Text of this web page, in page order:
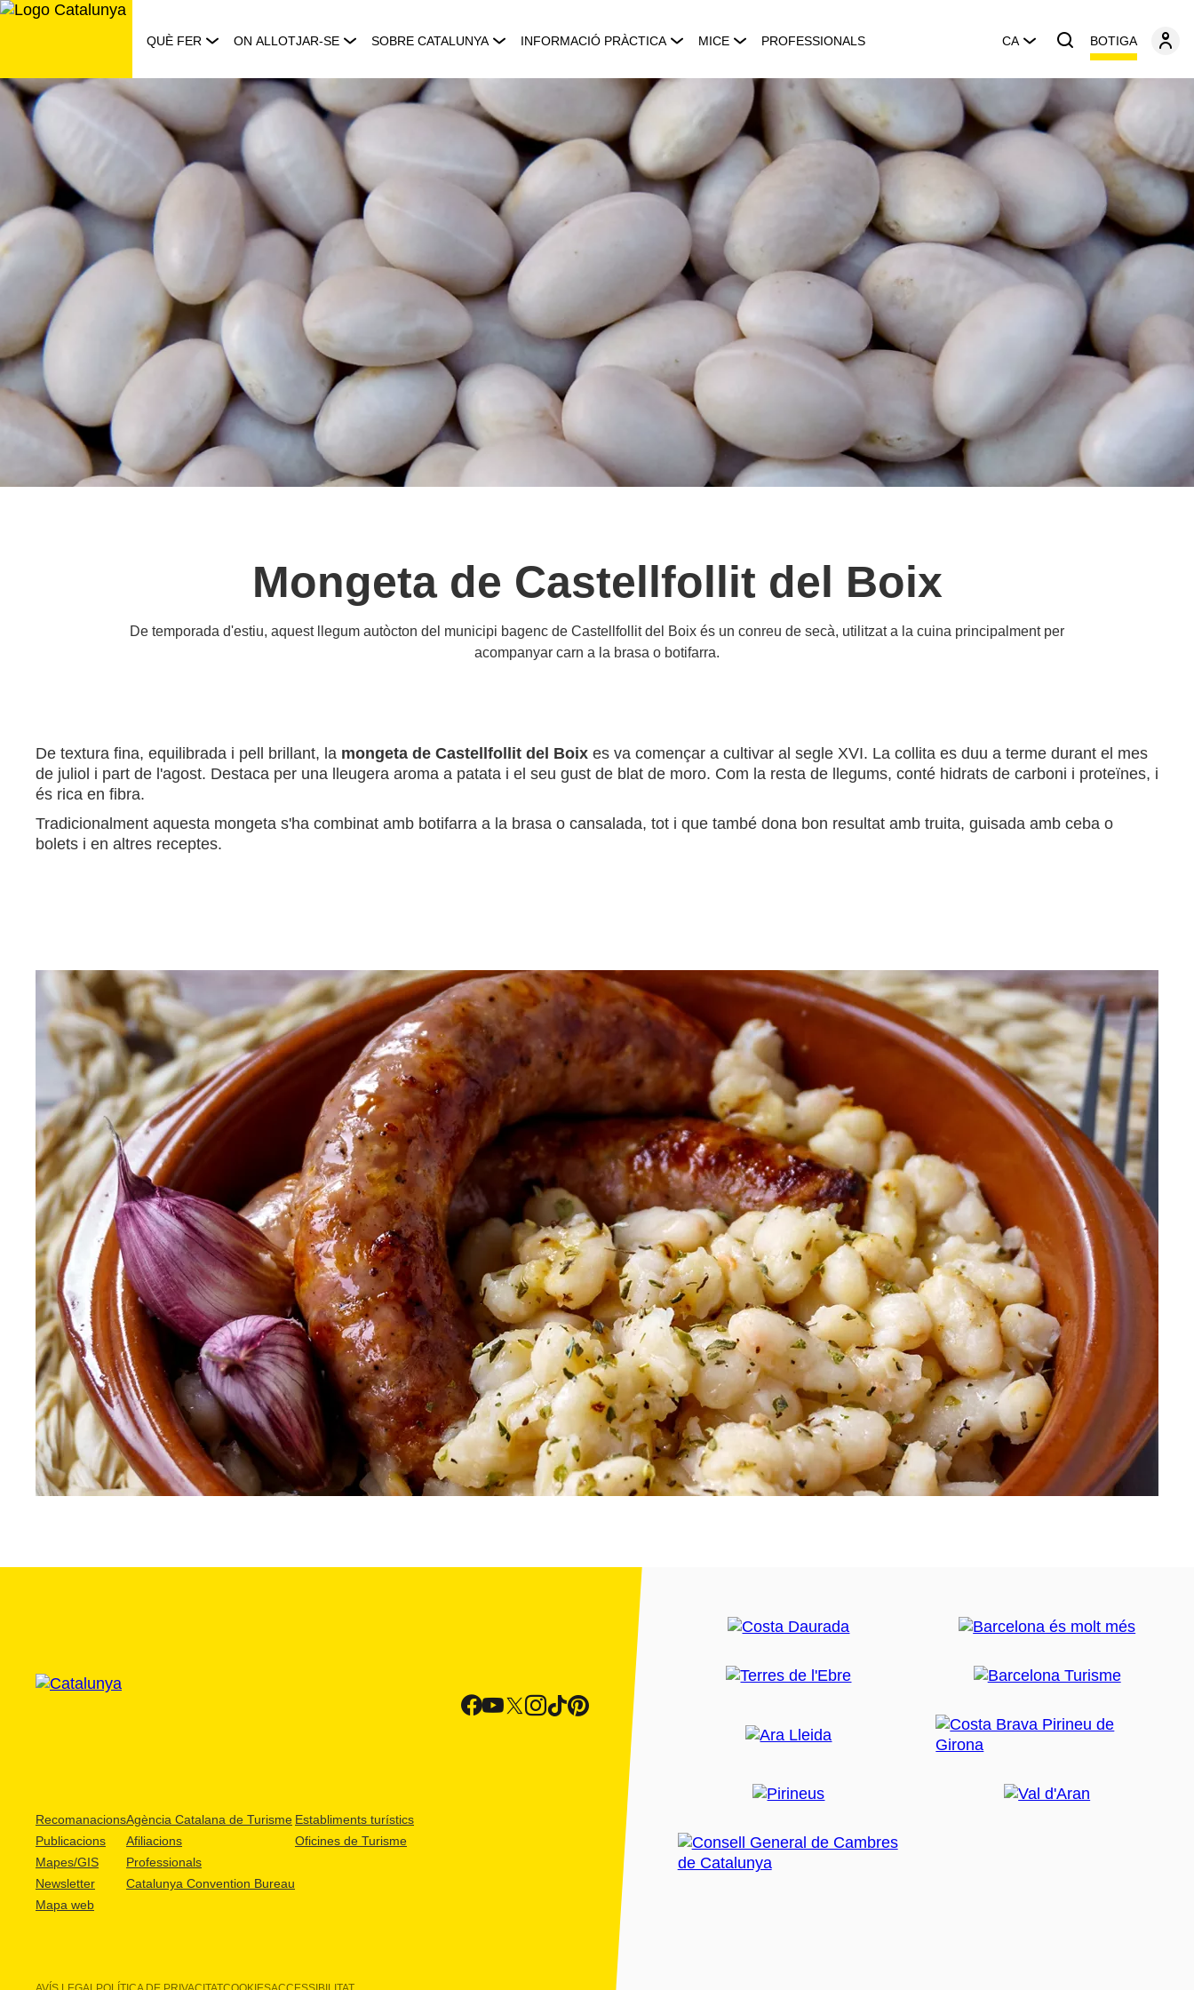
Saltar
QUÈ FER ON ALLOTJAR-SE SOBRE CATALUNYA INFORMACIÓ PRÀCTICA MICE PROFESSIONALS CA BOTIGA
Mongeta de Castellfollit del Boix
De temporada d'estiu, aquest llegum autòcton del municipi bagenc de Castellfollit del Boix és un conreu de secà, utilitzat a la cuina principalment per
acompanyar carn a la brasa o botifarra.
De textura fina, equilibrada i pell brillant, la mongeta de Castellfollit del Boix es va començar a cultivar al segle XVI. La collita es duu a terme durant el mes
de juliol i part de l'agost. Destaca per una lleugera aroma a patata i el seu gust de blat de moro. Com la resta de llegums, conté hidrats de carboni i proteïnes, i
és rica en fibra.
Tradicionalment aquesta mongeta s'ha combinat amb botifarra a la brasa o cansalada, tot i que també dona bon resultat amb truita, guisada amb ceba o
bolets i en altres receptes.
Recomanacions
Publicacions
Mapes/GIS
Newsletter
Mapa web
Agència Catalana de Turisme
Afiliacions
Professionals
Catalunya Convention Bureau
Establiments turístics
Oficines de Turisme